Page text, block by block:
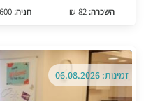
השכרה:
חניה:
זמינות: 06.08.2026